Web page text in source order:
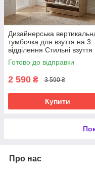
Дизайнерська
тумбочка для взуття на 3
відділення Стильні взуття
передпокій
Готово до відправки
2 590 ₴ 3 590 ₴
Купити
Про нас